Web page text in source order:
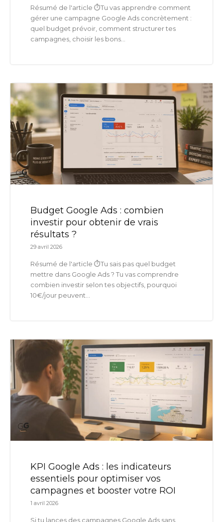
Résumé de l'article ⏱️Tu vas apprendre comment
gérer une campagne Google Ads concrètement :
quel budget prévoir, comment structurer tes
campagnes, choisir les bons...
Budget Google Ads : combien
investir pour obtenir de vrais
résultats ?
29 avril 2026
Résumé de l'article ⏱️Tu sais pas quel budget
mettre dans Google Ads ? Tu vas comprendre
combien investir selon tes objectifs, pourquoi
10€/jour peuvent...
KPI Google Ads : les indicateurs
essentiels pour optimiser vos
campagnes et booster votre ROI
1 avril 2026
Si tu lances des campagnes Google Ads sans